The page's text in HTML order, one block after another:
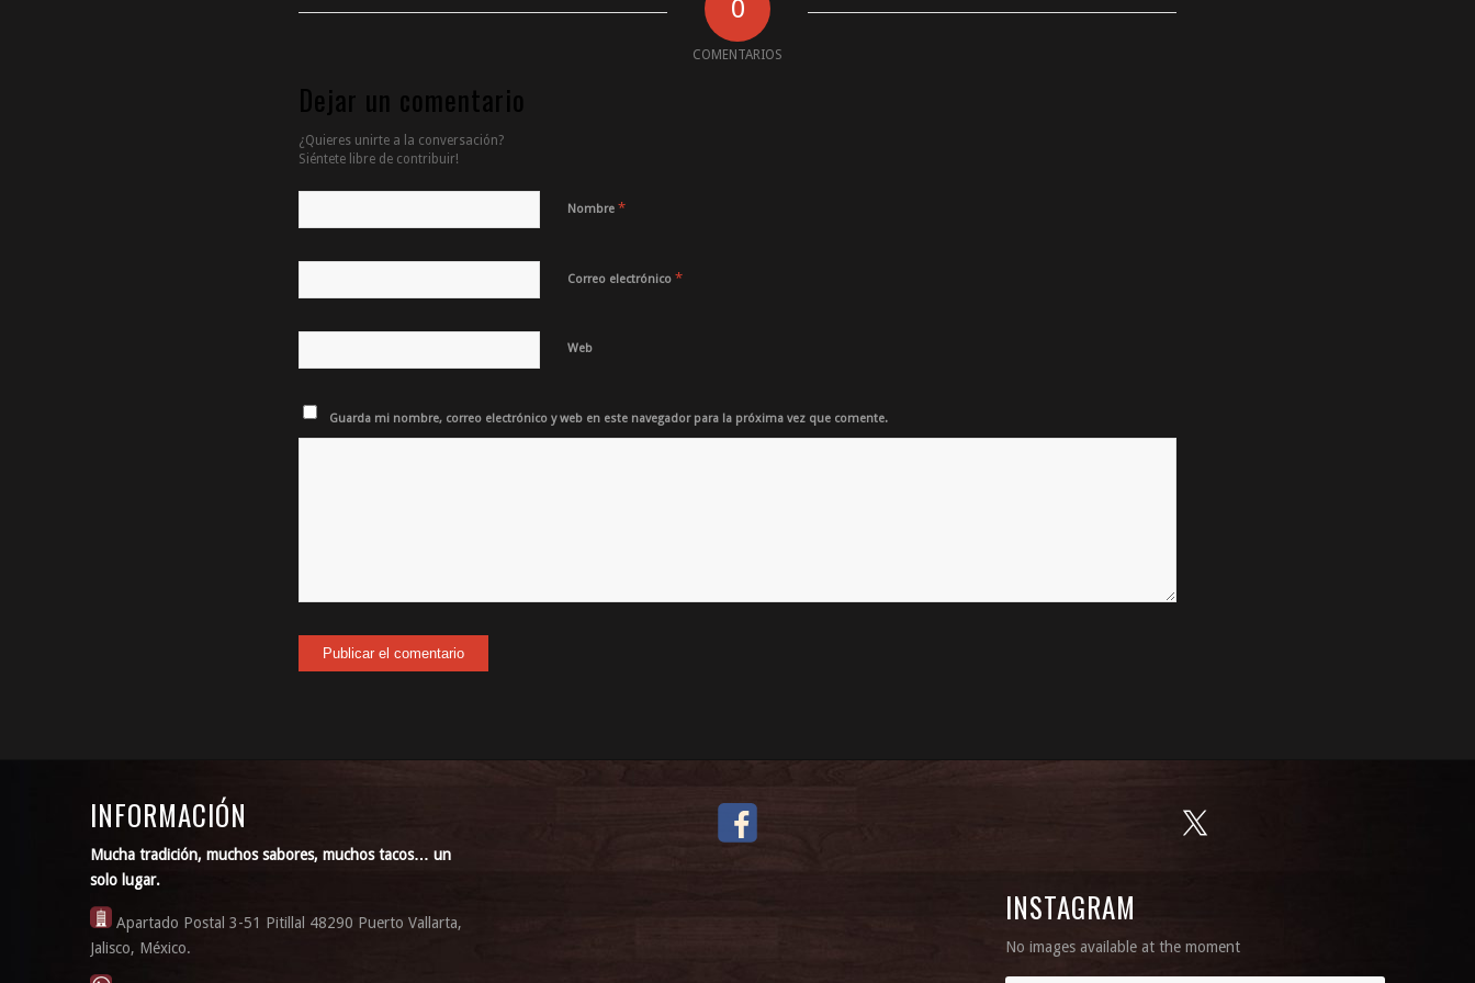
0
COMENTARIOS
Dejar un comentario
¿Quieres unirte a la conversación?
Siéntete libre de contribuir!
Nombre *
Correo electrónico *
Web
Guarda mi nombre, correo electrónico y web en este navegador para la próxima vez que comente.
INFORMACIÓN
Mucha tradición, muchos sabores, muchos tacos… un
solo lugar.
Apartado Postal 3-51 Pitillal 48290 Puerto Vallarta,
Jalisco, México.
INSTAGRAM
No images available at the moment